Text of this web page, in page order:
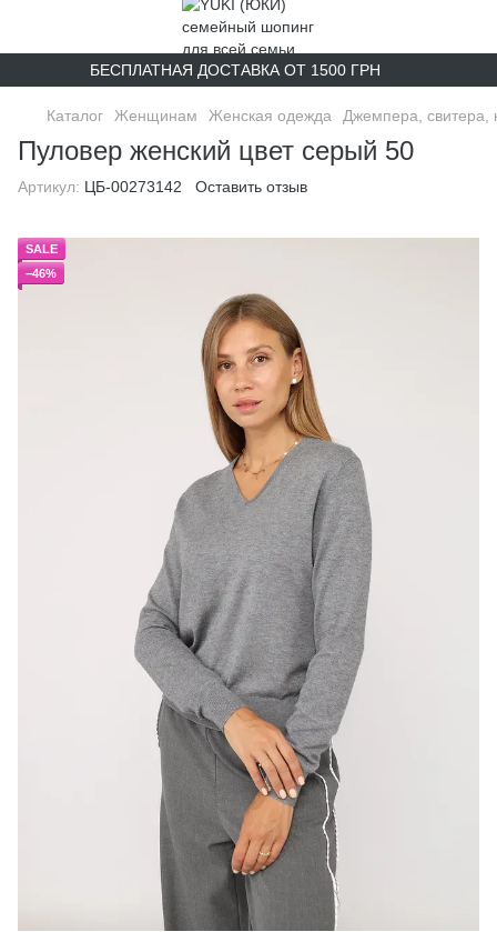
БЕСПЛАТНАЯ ДОСТАВКА ОТ 1500 ГРН
Каталог Женщинам Женская одежда Джемпера, свитера,
Пуловер женский цвет серый 50
Артикул: ЦБ-00273142 Оставить отзыв
SALE
−46%